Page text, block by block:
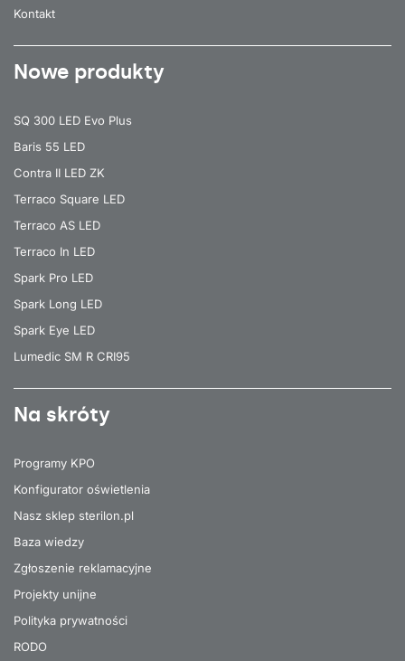
Kontakt
Nowe produkty
SQ 300 LED Evo Plus
Baris 55 LED
Contra II LED ZK
Terraco Square LED
Terraco AS LED
Terraco In LED
Spark Pro LED
Spark Long LED
Spark Eye LED
Lumedic SM R CRI95
Na skróty
Programy KPO
Konfigurator oświetlenia
Nasz sklep sterilon.pl
Baza wiedzy
Zgłoszenie reklamacyjne
Projekty unijne
Polityka prywatności
RODO